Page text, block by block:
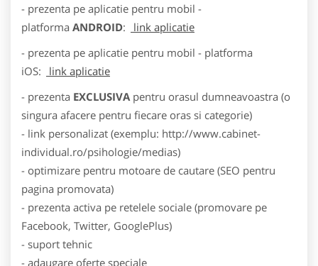
- prezenta pe aplicatie pentru mobil -
platforma ANDROID:
link aplicatie
- prezenta pe aplicatie pentru mobil - platforma
iOS:
link aplicatie
- prezenta EXCLUSIVA pentru orasul dumneavoastra (o
singura afacere pentru fiecare oras si categorie)
- link personalizat (exemplu: http://www.cabinet-
individual.ro/psihologie/medias)
- optimizare pentru motoare de cautare (SEO pentru
pagina promovata)
- prezenta activa pe retelele sociale (promovare pe
Facebook, Twitter, GooglePlus)
- suport tehnic
- adaugare oferte speciale